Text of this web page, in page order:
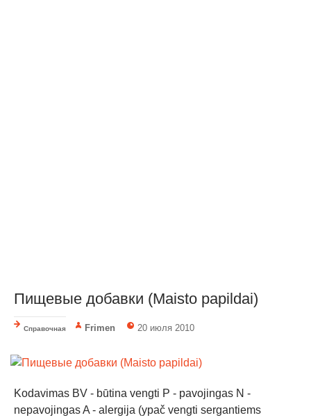
Пищевые добавки (Maisto papildai)
Справочная Frimen 20 июля 2010
Kodavimas BV - būtina vengti P - pavojingas N -
nepavojingas A - alergija (ypač vengti sergantiems